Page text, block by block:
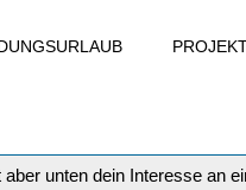
unten dein Interesse an